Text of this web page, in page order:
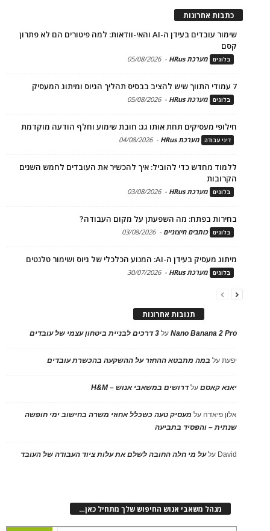
כתבות אחרונות
שימור עובדים בעידן ה-AI והאי-וודאות: למה פיטורים הם לא פתרון
קסם
בלוגים מערכת HRus -
05/08/2026
7 עמודי התווך שיש להציב בבסיס תהליך הגיוס ומיתוג המעסיק
בלוגים מערכת HRus -
05/08/2026
חילופי מעסיקים תחת אותו גג: חובת שימוע וחלף הודעה מוקדמת
דיני עבודה מערכת HRus -
04/08/2026
ללמוד מחדש כדי להוביל: איך להכשיר את העובדים לחמש השנים
הקרובות
בלוגים מערכת HRus -
03/08/2026
בחירות בפתח: מה השפעתן על מקום העבודה?
בלוגים כותבים חיצוניים -
03/08/2026
מיתוג מעסיק בעידן ה-AI: המנוע הכלכלי של גיוס ושימור טלנטים
בלוגים מערכת HRus -
30/07/2026
תגובות אחרונות
Nano Banana 2 Proעל 3 דרכים לבניית ביטחון עצמי של עובדים
יפעתעל במה מתבטא ההחזר על ההשקעה בהכשרת עובדים
יאנא קאסםעלדרושים במשאבי אנוש – H&M
אלון פיאדה על מעסיק טעה כשכלל אחוזי משרה בחישוב ימי חופשה
שנתית – והפסיד בתביעה
David עלעל מי חלה החובה לשלם את עלות ציוד העבודה של העובד
מנהל משאבי אנוש החיפוש שלך מתחיל כאן…